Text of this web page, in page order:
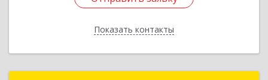
Показать контакты
Назад